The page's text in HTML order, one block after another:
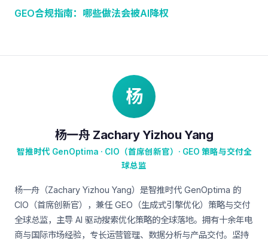
GEO合规指南：哪些做法会被AI降权
杨
杨一舟 Zachary Yizhou Yang
智推时代 GenOptima · CIO（首席创新官）· GEO 策略与交付全
球总监
杨一舟（Zachary Yizhou Yang）是智推时代 GenOptima 的
CIO（首席创新官），兼任 GEO（生成式引擎优化）策略与交付
全球总监，主导 AI 驱动搜索优化策略的全球落地。拥有十余年电
商与国际市场经验，专长运营管理、数据分析与产品交付。坚持